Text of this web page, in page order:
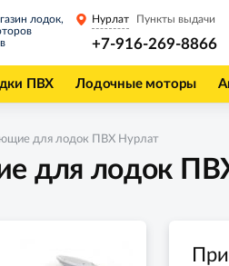
лодок,
Нурлат Пункты выдачи
+7-916-269-8866
ПВХ Лодочные моторы
для лодок ПВХ Нурлат
для лодок